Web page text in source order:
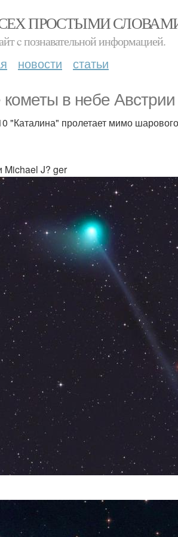
ПРОСТЫМИ
c познавательной информацией.
новости статьи
в небе
"Каталина" пролетает мимо
Michael J? ger